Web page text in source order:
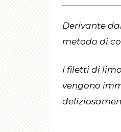
Derivante
metodo di
I filetti di
vengono